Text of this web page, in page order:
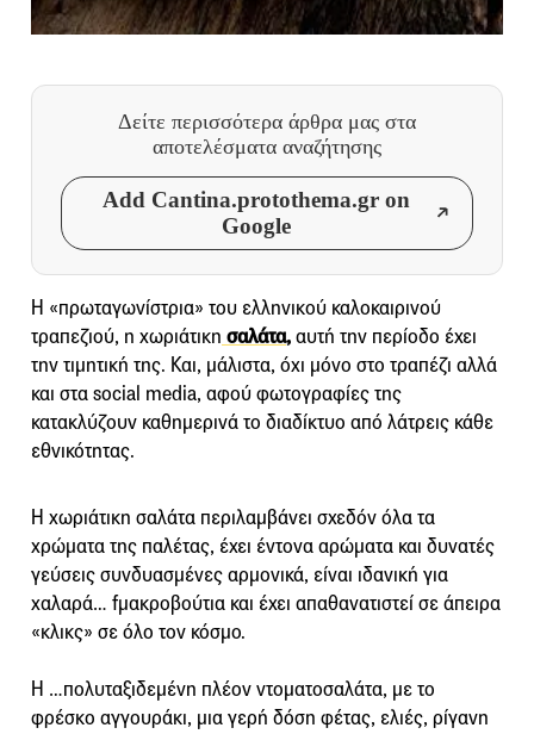
Δείτε περισσότερα άρθρα μας στα
αποτελέσματα αναζήτησης
Add Cantina.protothema.gr on
Google
Η «πρωταγωνίστρια» του ελληνικού καλοκαιρινού
τραπεζιού, η χωριάτικη σαλάτα,αυτή την περίοδο έχει
την τιμητική της. Και, μάλιστα, όχι μόνο στο τραπέζι αλλά
και στα social media, αφού φωτογραφίες της
κατακλύζουν καθημερινά το διαδίκτυο από λάτρεις κάθε
εθνικότητας.
Η χωριάτικη σαλάτα περιλαμβάνει σχεδόν όλα τα
χρώματα της παλέτας, έχει έντονα αρώματα και δυνατές
γεύσεις συνδυασμένες αρμονικά, είναι ιδανική για
χαλαρά… fμακροβούτια και έχει απαθανατιστεί σε άπειρα
«κλικς» σε όλο τον κόσμο.
Η …πολυταξιδεμένη πλέον ντοματοσαλάτα, με το
φρέσκο αγγουράκι, μια γερή δόση φέτας, ελιές, ρίγανη